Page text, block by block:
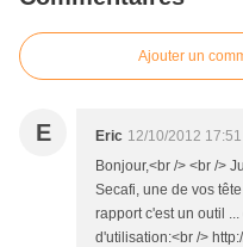
Ajouter un
E Eric 12/10/2012 17:51
Bonjour,<br /> <br />
Secafi, une de vos
rapport c'est un outil
d'utilisation:<br />